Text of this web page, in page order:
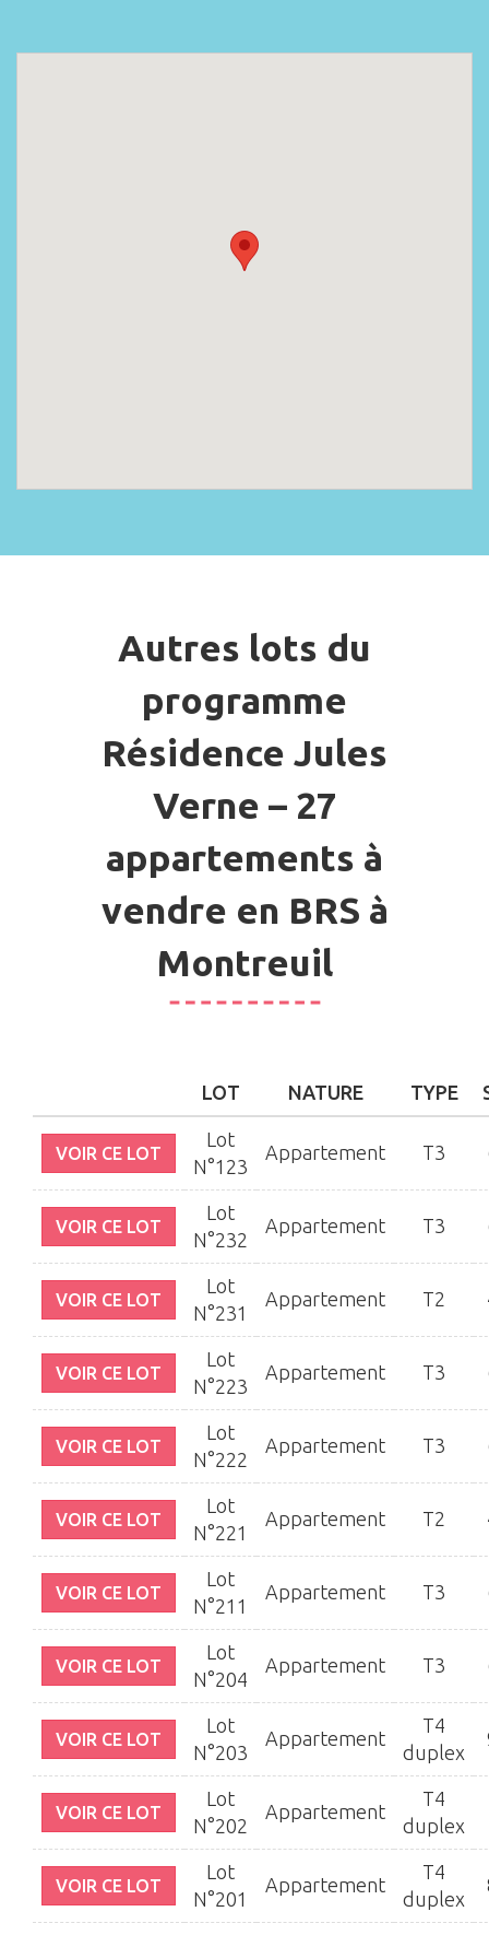
Autres lots du
programme
Résidence Jules
Verne – 27
appartements à
vendre en BRS à
Montreuil
LOT NATURE TYPE
VOIR CE LOT
Lot
N°123
Appartement T3
VOIR CE LOT
Lot
N°232
Appartement T3
VOIR CE LOT
Lot
N°231
Appartement T2
VOIR CE LOT
Lot
N°223
Appartement T3
VOIR CE LOT
Lot
N°222
Appartement T3
VOIR CE LOT
Lot
N°221
Appartement T2
VOIR CE LOT
Lot
N°211
Appartement T3
VOIR CE LOT
Lot
N°204
Appartement T3
VOIR CE LOT
Lot
N°203
Appartement
T4
duplex
VOIR CE LOT
Lot
N°202
Appartement
T4
duplex
VOIR CE LOT
Lot
N°201
Appartement
T4
duplex